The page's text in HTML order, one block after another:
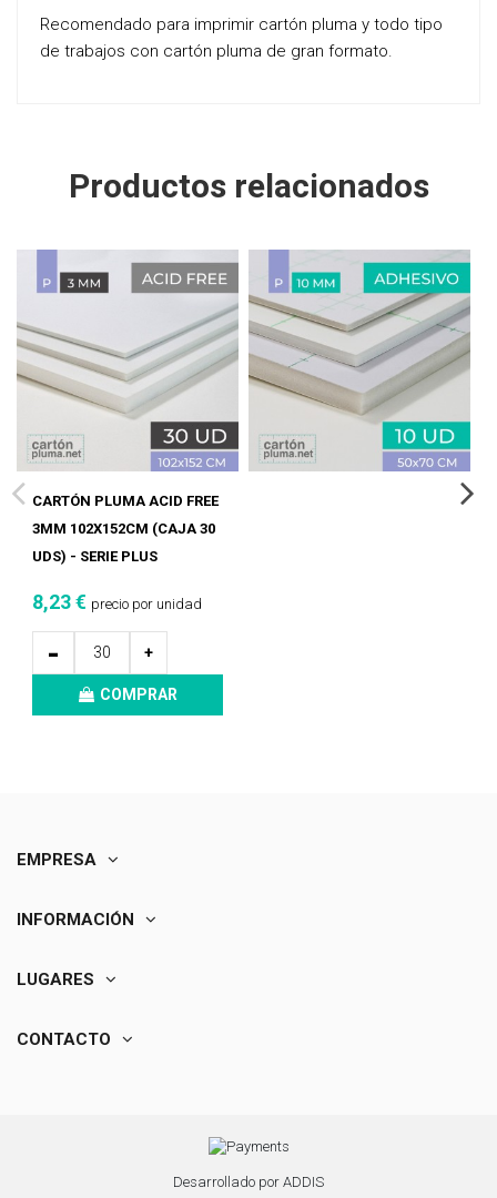
Recomendado para imprimir cartón pluma y todo tipo
de trabajos con cartón pluma de gran formato.
Productos relacionados
CARTÓN PLUMA ACID FREE
3MM 102X152CM (CAJA 30
UDS) - SERIE PLUS
8,23 € precio por unidad
+
-
COMPRAR
EMPRESA
INFORMACIÓN
LUGARES
CONTACTO
Desarrollado por ADDIS